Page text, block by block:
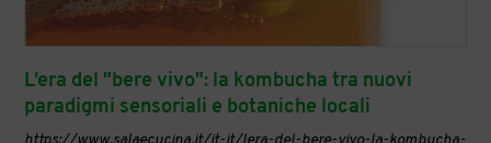
L’era del "bere vivo": la kombucha tra nuovi
paradigmi sensoriali e botaniche locali